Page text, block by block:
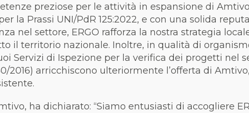
preziose per le attività in espansione di
la Prassi UNI/PdR 125:2022, e con una solida
nel settore, ERGO rafforza la nostra strategia
il territorio nazionale. Inoltre, in qualità di
Servizi di Ispezione per la verifica dei progetti nel
2016) arricchiscono ulteriormente l’offerta di
ha dichiarato: “Siamo entusiasti di accogliere